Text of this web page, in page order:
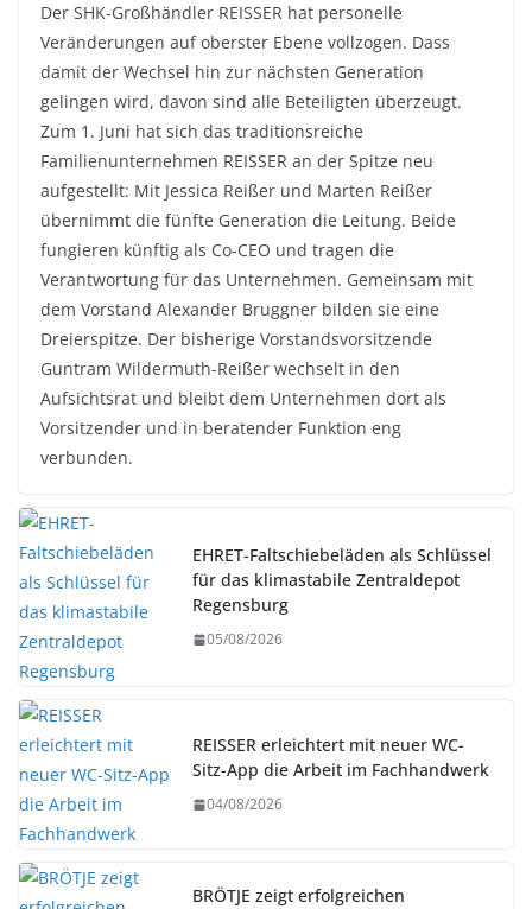
Der SHK-Großhändler REISSER hat personelle
Veränderungen auf oberster Ebene vollzogen. Dass
damit der Wechsel hin zur nächsten Generation
gelingen wird, davon sind alle Beteiligten überzeugt.
Zum 1. Juni hat sich das traditionsreiche
Familienunternehmen REISSER an der Spitze neu
aufgestellt: Mit Jessica Reißer und Marten Reißer
übernimmt die fünfte Generation die Leitung. Beide
fungieren künftig als Co-CEO und tragen die
Verantwortung für das Unternehmen. Gemeinsam mit
dem Vorstand Alexander Bruggner bilden sie eine
Dreierspitze. Der bisherige Vorstandsvorsitzende
Guntram Wildermuth-Reißer wechselt in den
Aufsichtsrat und bleibt dem Unternehmen dort als
Vorsitzender und in beratender Funktion eng
verbunden.
EHRET-Faltschiebeläden als Schlüssel
für das klimastabile Zentraldepot
Regensburg
05/08/2026
REISSER erleichtert mit neuer WC-
Sitz-App die Arbeit im Fachhandwerk
04/08/2026
BRÖTJE zeigt erfolgreichen